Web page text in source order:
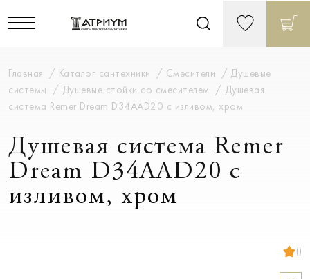
Главная Каталог сантехники Смесители
Душевые
системы
Душевые стойки со смесителем
Душевая
система Remer Dream D34AAD20 с изливом, хром
Душевая система Remer
Dream D34AAD20 с
изливом, хром
()